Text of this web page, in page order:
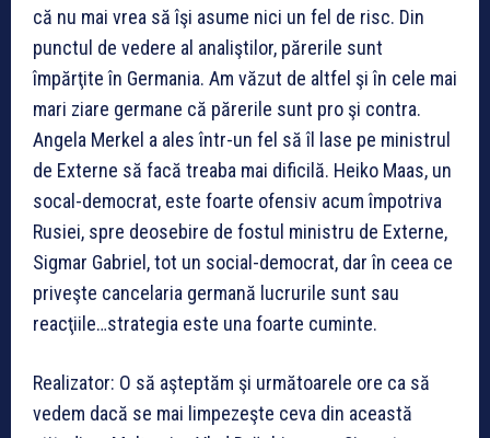
că nu mai vrea să îşi asume nici un fel de risc. Din
punctul de vedere al analiştilor, părerile sunt
împărţite în Germania. Am văzut de altfel şi în cele mai
mari ziare germane că părerile sunt pro şi contra.
Angela Merkel a ales într-un fel să îl lase pe ministrul
de Externe să facă treaba mai dificilă. Heiko Maas, un
socal-democrat, este foarte ofensiv acum împotriva
Rusiei, spre deosebire de fostul ministru de Externe,
Sigmar Gabriel, tot un social-democrat, dar în ceea ce
priveşte cancelaria germană lucrurile sunt sau
reacţiile…strategia este una foarte cuminte.
Realizator: O să aşteptăm şi următoarele ore ca să
vedem dacă se mai limpezeşte ceva din această